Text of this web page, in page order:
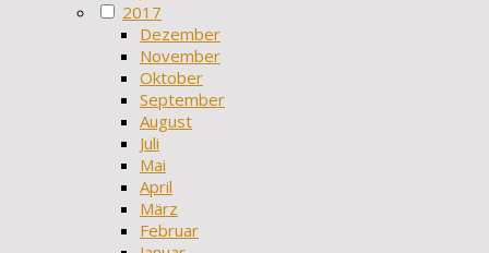
2017
Dezember
November
Oktober
September
August
Juli
Mai
April
März
Februar